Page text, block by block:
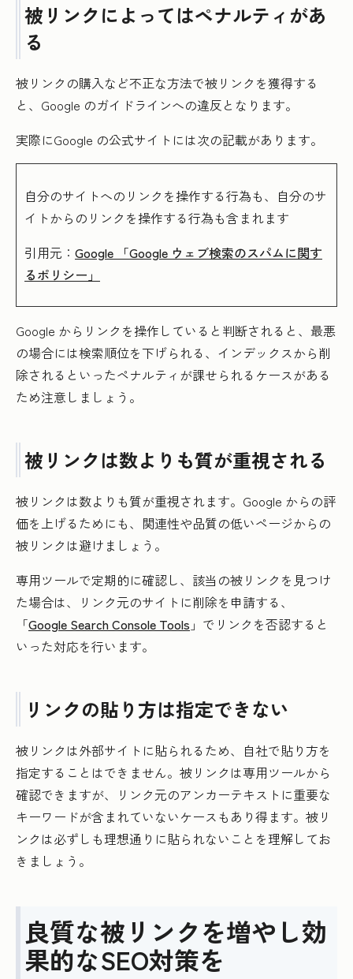
被リンクによってはペナルティがあ
る
被リンクの購入など不正な方法で被リンクを獲得する
と、Google のガイドラインへの違反となります。
実際にGoogle の公式サイトには次の記載があります。
自分のサイトへのリンクを操作する行為も、自分のサ
イトからのリンクを操作する行為も含まれます
引用元： Google 「Google ウェブ検索のスパムに関す
るポリシー」
Google からリンクを操作していると判断されると、最悪
の場合には検索順位を下げられる、インデックスから削
除されるといったペナルティが課せられるケースがある
ため注意しましょう。
被リンクは数よりも質が重視される
被リンクは数よりも質が重視されます。Google からの評
価を上げるためにも、関連性や品質の低いページからの
被リンクは避けましょう。
専用ツールで定期的に確認し、該当の被リンクを見つけ
た場合は、リンク元のサイトに削除を申請する、
「Google Search Console Tools 」でリンクを否認すると
いった対応を行います。
リンクの貼り方は指定できない
被リンクは外部サイトに貼られるため、自社で貼り方を
指定することはできません。被リンクは専用ツールから
確認できますが、リンク元のアンカーテキストに重要な
キーワードが含まれていないケースもあり得ます。被リ
ンクは必ずしも理想通りに貼られないことを理解してお
きましょう。
良質な被リンクを増やし効
果的なSEO対策を